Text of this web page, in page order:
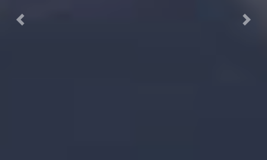
Previous Next